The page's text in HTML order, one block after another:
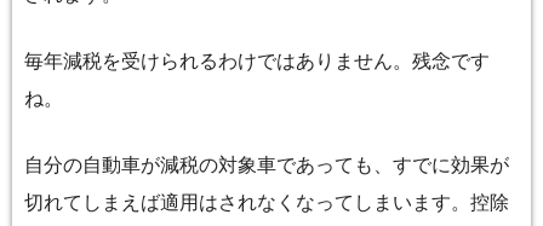
毎年減税を受けられるわけではありません。残念です
ね。
自分の自動車が減税の対象車であっても、すでに効果が
切れてしまえば適用はされなくなってしまいます。控除